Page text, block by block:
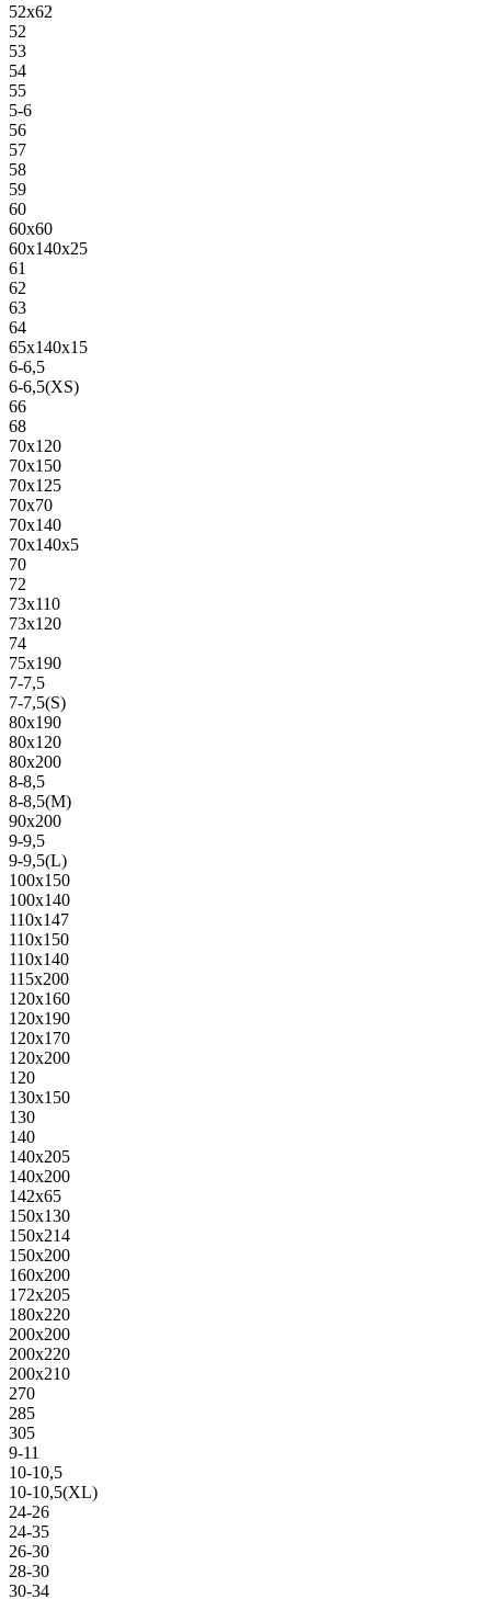
52х62
52
53
54
55
5-6
56
57
58
59
60
60х60
60х140х25
61
62
63
64
65х140х15
6-6,5
6-6,5(XS)
66
68
70х120
70х150
70х125
70х70
70х140
70х140х5
70
72
73х110
73х120
74
75х190
7-7,5
7-7,5(S)
80х190
80х120
80х200
8-8,5
8-8,5(M)
90х200
9-9,5
9-9,5(L)
100х150
100х140
110х147
110х150
110х140
115х200
120х160
120х190
120х170
120х200
120
130х150
130
140
140х205
140х200
142х65
150х130
150х214
150х200
160х200
172х205
180х220
200х200
200х220
200х210
270
285
305
9-11
10-10,5
10-10,5(XL)
24-26
24-35
26-30
28-30
30-34